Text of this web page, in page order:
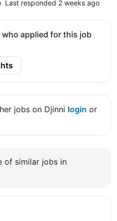
Last responded 2 weeks ago
applied for this job
jobs on Djinni login or
of similar jobs in